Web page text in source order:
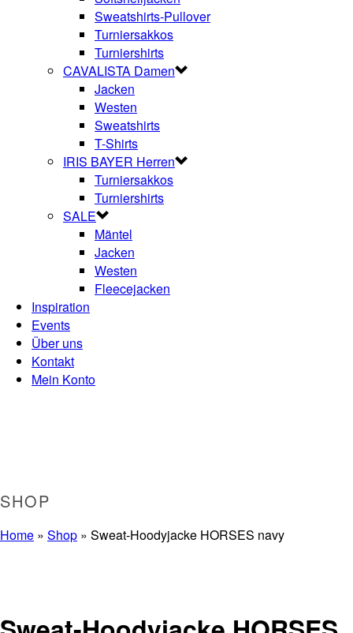
Sweatshirts-Pullover
Turniersakkos
Turniershirts
CAVALISTA Damen
Jacken
Westen
Sweatshirts
T-Shirts
IRIS BAYER Herren
Turniersakkos
Turniershirts
SALE
Mäntel
Jacken
Westen
Fleecejacken
Inspiration
Events
Über uns
Kontakt
Mein Konto
SHOP
Home » Shop » Sweat-Hoodyjacke HORSES navy